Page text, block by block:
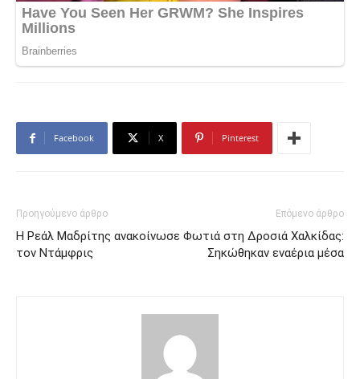
Facebook X Pinterest
Προηγούμενο άρθρο
Η Ρεάλ Μαδρίτης ανακοίνωσε
τον Ντάμφρις
Επόμενο άρθρο
Φωτιά στη Δροσιά Χαλκίδας:
Σηκώθηκαν εναέρια μέσα